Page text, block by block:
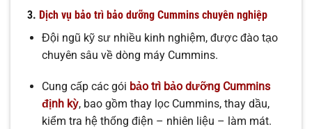
3. Dịch vụ bảo trì bảo dưỡng Cummins chuyên nghiệp
Đội ngũ kỹ sư nhiều kinh nghiệm, được đào tạo
chuyên sâu về dòng máy Cummins.
Cung cấp các gói bảo trì bảo dưỡng Cummins
định kỳ, bao gồm thay lọc Cummins, thay dầu,
kiểm tra hệ thống điện – nhiên liệu – làm mát.